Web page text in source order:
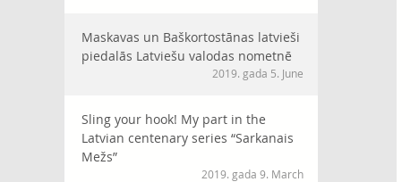
Maskavas un Baškortostānas latvieši
piedalās Latviešu valodas nometnē
2019. gada 5. June
Sling your hook! My part in the
Latvian centenary series “Sarkanais
Mežs”
2019. gada 9. March